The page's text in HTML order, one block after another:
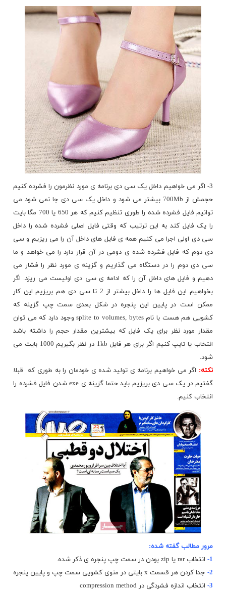
3- اگر می خواهیم داخل یک سی دی برنامه ی مورد نظرمون را فشرده کنیم
حجمش از 700Mb بیشتر می شود و داخل یک سی دی جا نمی شود می
توانیم فایل فشرده شده را طوری
تنظیم کنیم که هر 650 یا 700 مگا بایت
را یک فایل کند به این ترتیب که وقتی فایل اصلی فشرده شده را داخل
سی دی اولی اجرا می کنیم همه ی فایل های داخل آن را می ریزیم و سی
دی دوم که فایل فشرده شده ی دومی در آن قرار دارد را می خواهد و ما
سی دی دوم را در دستگاه می گذاریم و گزینه ی مورد نظر را فشار می
دهیم و فایل های داخل آن را که ادامه ی سی دی اولیست می ریزد. اگر
بخواهیم
این فایل ها را داخل بیشتر از 2 تا سی دی هم بریزیم این کار
ممکن است در پایین این پنجره در شکل بعدی سمت چپ گزینه که
کشویی هم هست با نام splite to volumes, bytes وجود دارد که می توان
مقدار مورد نظر برای یک فایل که بیشترین مقدار حجم را داشته باشد
انتخاب یا تایپ کنیم اگر برای هر فایل 1kb در نظر بگیریم 1000 بایت می
شود.
نکته: اگر می خواهیم برنامه ی تولید شده ی خودمان را به طوری که قبلا
گفتیم در یک سی دی بریزیم باید حتما گزینه ی exe شدن فایل فشرده را
انتخاب کنیم.
مرور مطالب گفته شده:
1- انتخاب rar یا zip بودن در سمت چپ پنجره ی ذکر شده.
2- جدا کردن هر قسمت x بایتی در منوی کشویی سمت چپ و پایین پنجره
3- انتخاب اندازه فشردگی در compression method